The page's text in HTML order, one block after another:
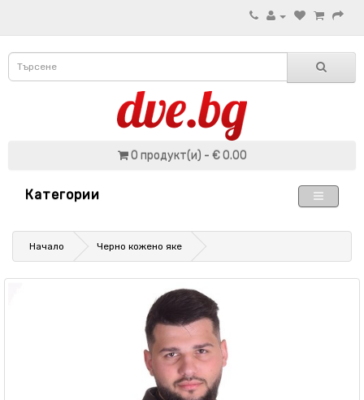
0 продукт(и) - € 0.00
Категории
Начало Черно кожено яке